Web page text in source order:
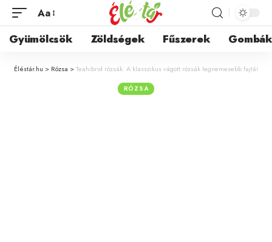
Aa
Gyümölcsök Zöldségek Fűszerek Gombák
Éléstár.hu > Rózsa >Teahibrid rózsák: A klasszikus vágott rózsák legnemesebb fajtái
RÓZSA